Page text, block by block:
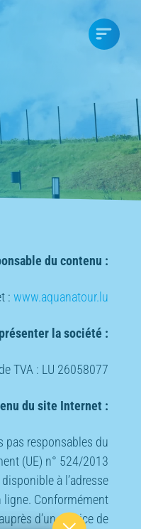
du contenu :
: www.aquanatour.lu
la société :
TVA : LU 26058077
du site Internet :
pas responsables du
(UE) n° 524/2013
à l’adresse
ligne. Conformément
d’un service de